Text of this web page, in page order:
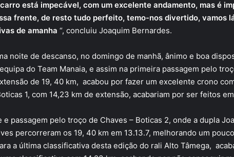
está impecável, com um excelente andamento, mas é
frente, de resto tudo perfeito, temo-nos divertido, vamos
de amanha “, concluiu Joaquim Bernardes.
noite de descanso, no domingo de manhã, ânimo e boa
do Team Manaia, e assim na primeira passagem pelo
de 19, 40 km, acabou por fazer um excelente crono
1, com 14,23 km de extensão, acabariam por ser feitos
e passagem pelo troço de Chaves – Boticas 2, onde a dupla
percorreram os 19, 40 km em 13.13.7, melhorando um
a última classificativa desta edição do rali Alto Tâmega,